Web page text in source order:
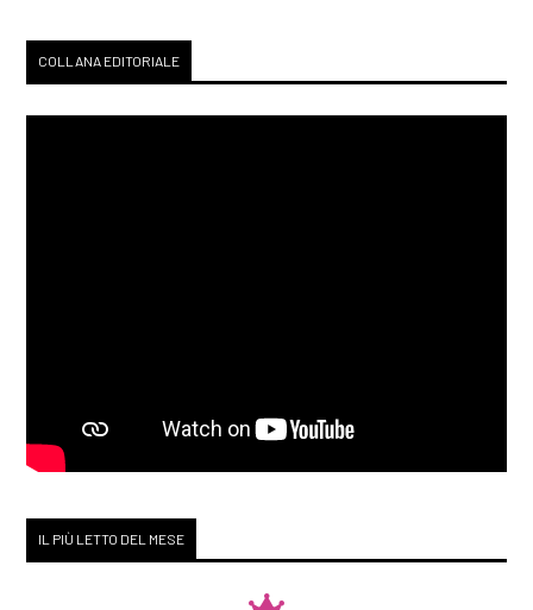
COLLANA EDITORIALE
IL PIÙ LETTO DEL MESE